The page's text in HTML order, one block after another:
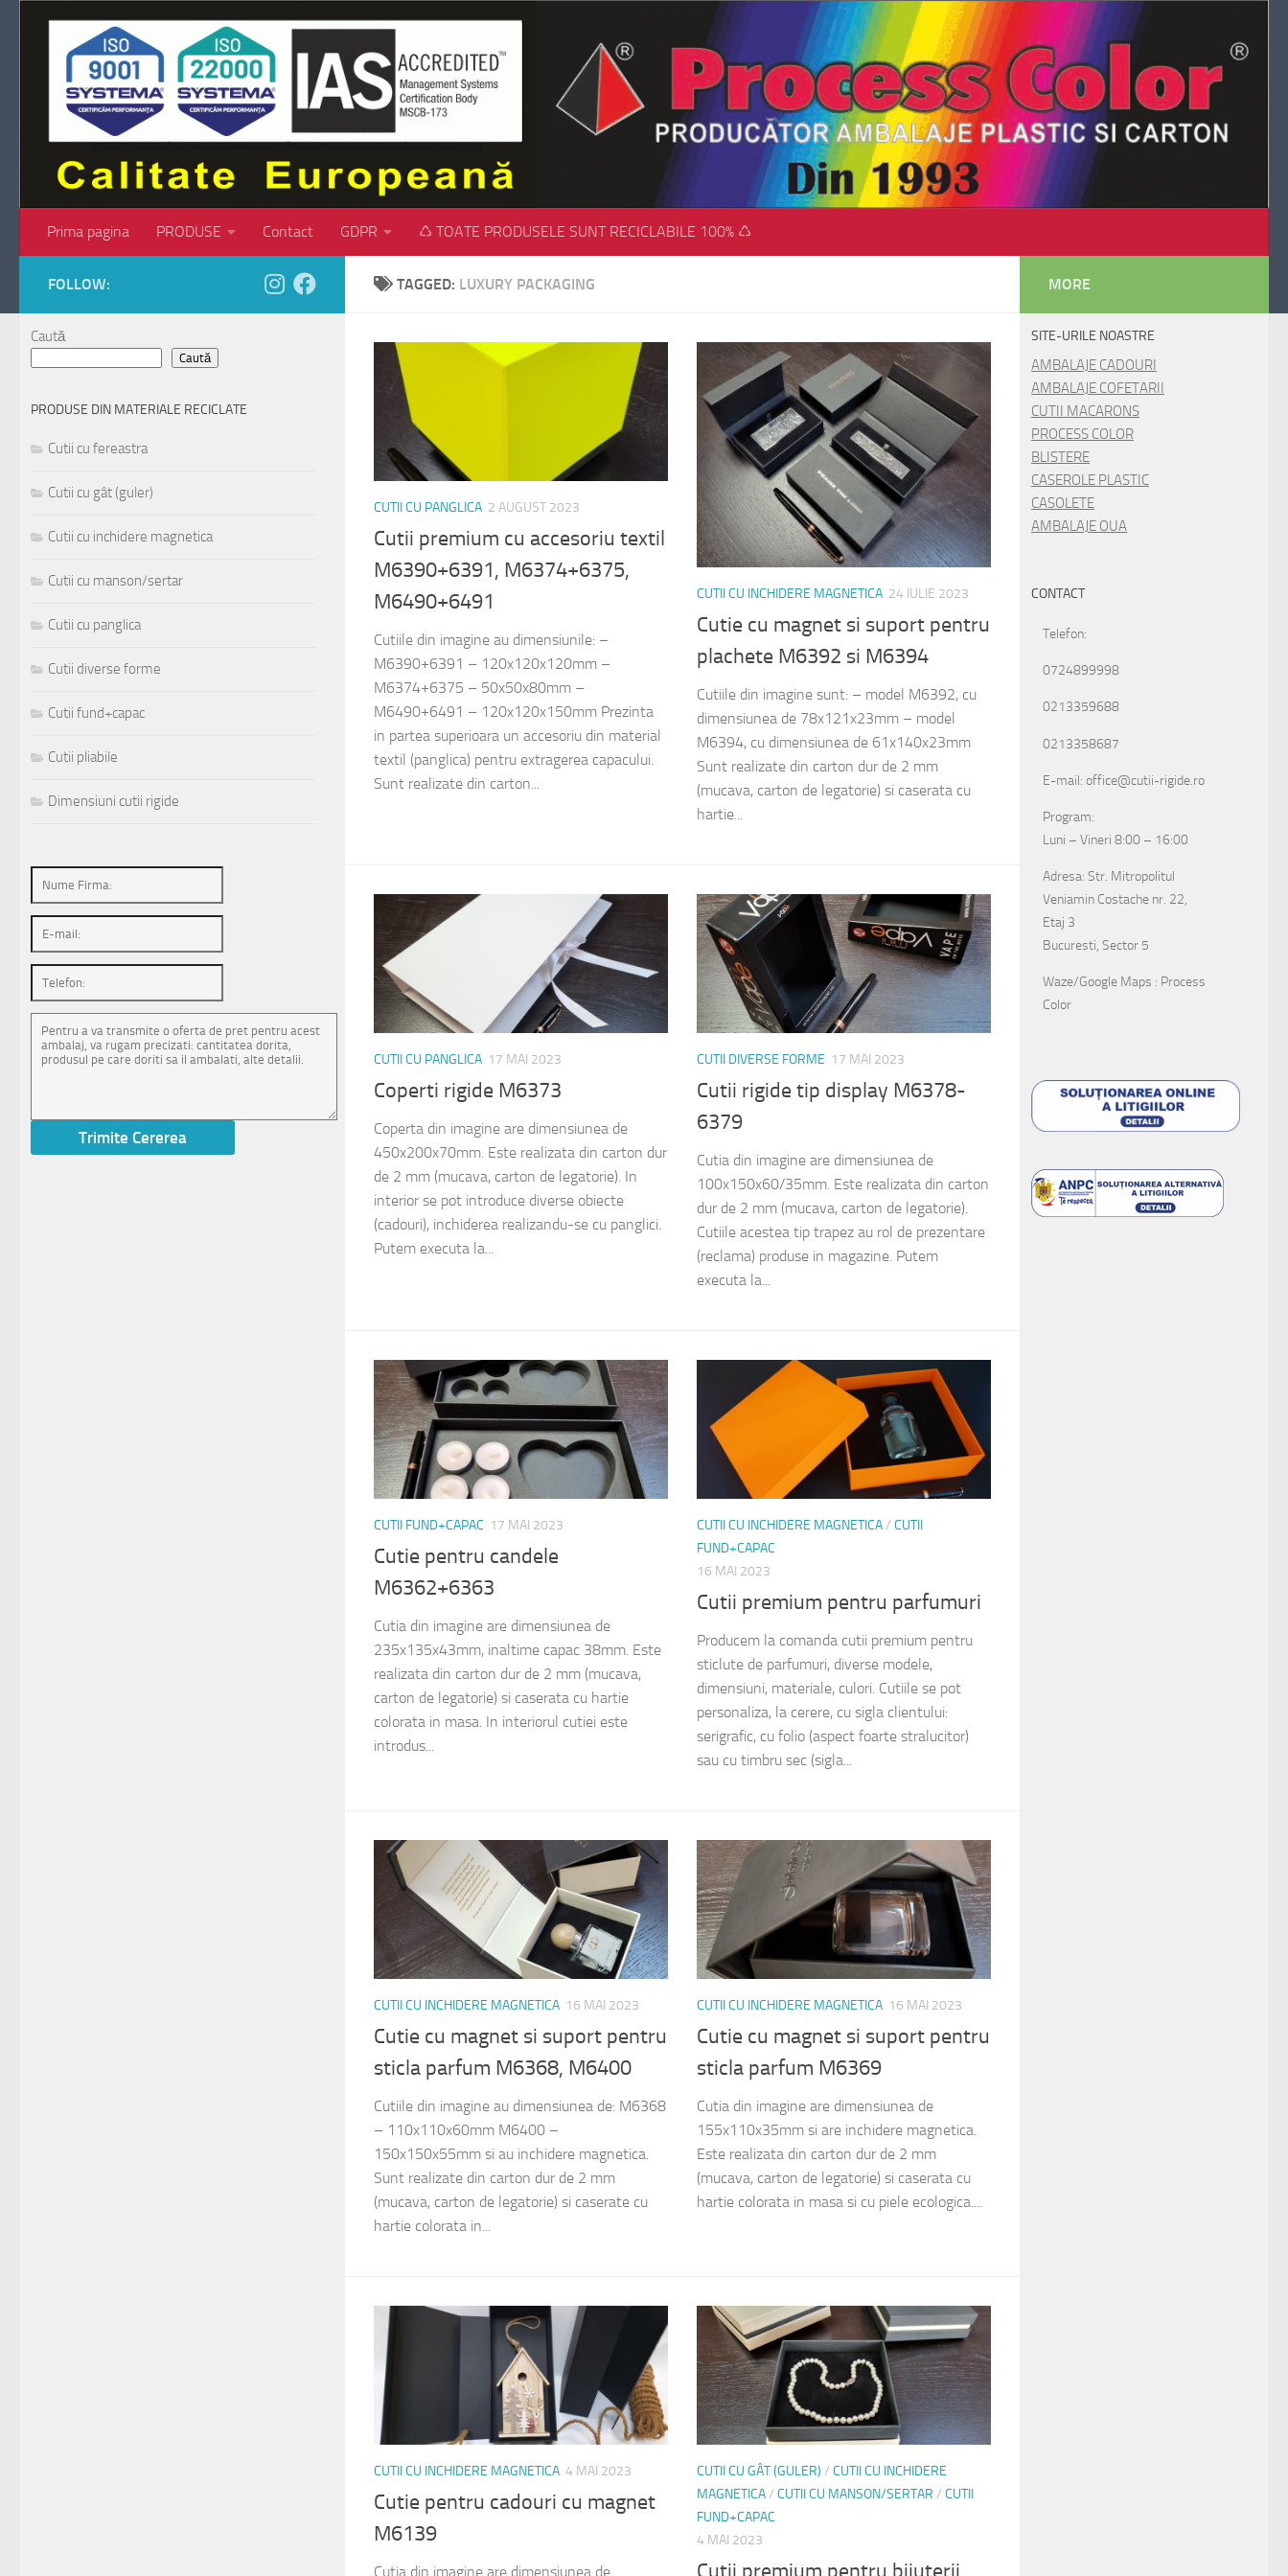
Skip to content
Prima pagina PRODUSE Contact GDPR ♺ TOATE PRODUSELE SUNT RECICLABILE 100% ♺
TAGGED: LUXURY PACKAGING
CUTII CU PANGLICA 2 AUGUST 2023
Cutii premium cu accesoriu textil
M6390+6391, M6374+6375,
M6490+6491
Cutiile din imagine au dimensiunile: –
M6390+6391 – 120x120x120mm –
M6374+6375 – 50x50x80mm –
M6490+6491 – 120x120x150mm Prezinta
in partea superioara un accesoriu din material
textil (panglica) pentru extragerea capacului.
Sunt realizate din carton...
CUTII CU INCHIDERE MAGNETICA 24 IULIE 2023
Cutie cu magnet si suport pentru
plachete M6392 si M6394
Cutiile din imagine sunt: – model M6392, cu
dimensiunea de 78x121x23mm – model
M6394, cu dimensiunea de 61x140x23mm
Sunt realizate din carton dur de 2 mm
(mucava, carton de legatorie) si caserata cu
hartie...
CUTII CU PANGLICA 17 MAI 2023
Coperti rigide M6373
Coperta din imagine are dimensiunea de
450x200x70mm. Este realizata din carton dur
de 2 mm (mucava, carton de legatorie). In
interior se pot introduce diverse obiecte
(cadouri), inchiderea realizandu-se cu panglici.
Putem executa la...
CUTII DIVERSE FORME 17 MAI 2023
Cutii rigide tip display M6378-
6379
Cutia din imagine are dimensiunea de
100x150x60/35mm. Este realizata din carton
dur de 2 mm (mucava, carton de legatorie).
Cutiile acestea tip trapez au rol de prezentare
(reclama) produse in magazine. Putem
executa la...
CUTII FUND+CAPAC 17 MAI 2023
Cutie pentru candele
M6362+6363
Cutia din imagine are dimensiunea de
235x135x43mm, inaltime capac 38mm. Este
realizata din carton dur de 2 mm (mucava,
carton de legatorie) si caserata cu hartie
colorata in masa. In interiorul cutiei este
introdus...
CUTII CU INCHIDERE MAGNETICA/ CUTII
FUND+CAPAC
16 MAI 2023
Cutii premium pentru parfumuri
Producem la comanda cutii premium pentru
sticlute de parfumuri, diverse modele,
dimensiuni, materiale, culori. Cutiile se pot
personaliza, la cerere, cu sigla clientului:
serigrafic, cu folio (aspect foarte stralucitor)
sau cu timbru sec (sigla...
CUTII CU INCHIDERE MAGNETICA 16 MAI 2023
Cutie cu magnet si suport pentru
sticla parfum M6368, M6400
Cutiile din imagine au dimensiunea de: M6368
– 110x110x60mm M6400 –
150x150x55mm si au inchidere magnetica.
Sunt realizate din carton dur de 2 mm
(mucava, carton de legatorie) si caserate cu
hartie colorata in...
CUTII CU INCHIDERE MAGNETICA 16 MAI 2023
Cutie cu magnet si suport pentru
sticla parfum M6369
Cutia din imagine are dimensiunea de
155x110x35mm si are inchidere magnetica.
Este realizata din carton dur de 2 mm
(mucava, carton de legatorie) si caserata cu
hartie colorata in masa si cu piele ecologica....
CUTII CU INCHIDERE MAGNETICA 4 MAI 2023
Cutie pentru cadouri cu magnet
M6139
Cutia din imagine are dimensiunea de
CUTII CU GÂT (GULER) / CUTII CU INCHIDERE
MAGNETICA/ CUTII CU MANSON/SERTAR / CUTII
FUND+CAPAC
4 MAI 2023
FOLLOW:
Caută
Caută
PRODUSE DIN MATERIALE RECICLATE
Cutii cu fereastra
Cutii cu gât (guler)
Cutii cu inchidere magnetica
Cutii cu manson/sertar
Cutii cu panglica
Cutii diverse forme
Cutii fund+capac
Cutii pliabile
Dimensiuni cutii rigide
MORE
SITE-URILE NOASTRE
AMBALAJE CADOURI
AMBALAJE COFETARII
CUTII MACARONS
PROCESS COLOR
BLISTERE
CASEROLE PLASTIC
CASOLETE
AMBALAJE OUA
CONTACT
Telefon:
0724899998
0213359688
0213358687
E-mail: office@cutii-rigide.ro
Program:
Luni – Vineri 8:00 – 16:00
Adresa: Str. Mitropolitul
Veniamin Costache nr. 22,
Etaj 3
Bucuresti, Sector 5
Waze/Google Maps : Process
Color